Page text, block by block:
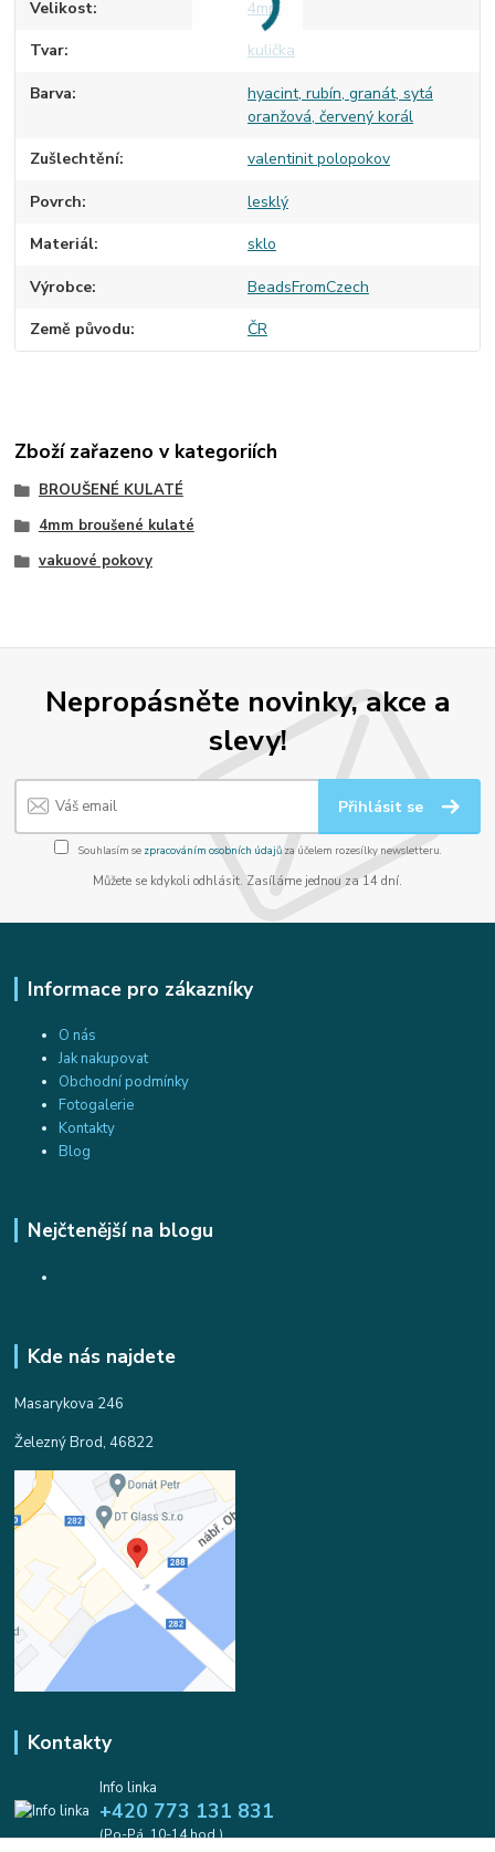
Velikost 4mm
Tvar kulička
Barva
hyacint, rubín, granát, sytá
oranžová, červený korál
Zušlechtění valentinit polopokov
Povrch lesklý
Materiál sklo
Výrobce BeadsFromCzech
Země původu ČR
Zboží zařazeno v kategoriích
BROUŠENÉ KULATÉ
4mm broušené kulaté
vakuové pokovy
Nepropásněte novinky, akce a
slevy!
Přihlásit se
Souhlasím se zpracováním osobních údajůza účelem rozesílky newsletteru.
Můžete se kdykoli odhlásit. Zasíláme jednou za 14 dní.
Informace pro zákazníky
O nás
Jak nakupovat
Obchodní podmínky
Fotogalerie
Kontakty
Blog
Nejčtenější na blogu
Kde nás najdete
Masarykova 246
Železný Brod, 46822
Kontakty
Info linka
+420 773 131 831
(Po-Pá, 10-14 hod.)